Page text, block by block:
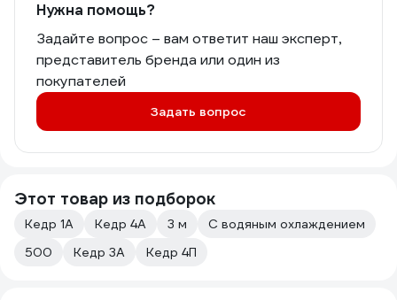
Нужна помощь?
Задайте вопрос – вам ответит наш эксперт,
представитель бренда или один из
покупателей
Задать вопрос
Этот товар из подборок
Кедр 1А Кедр 4А 3 м
С водяным охлаждением
500
Кедр 3А Кедр 4П